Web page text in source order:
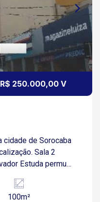
R$ 250.000,00 V
cidade de Sorocaba
Sala 2
100m²